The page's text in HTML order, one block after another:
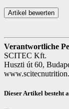
Verantwortliche
SCITEC Kft.
Huszti út 60,
Dieser Artikel besteht